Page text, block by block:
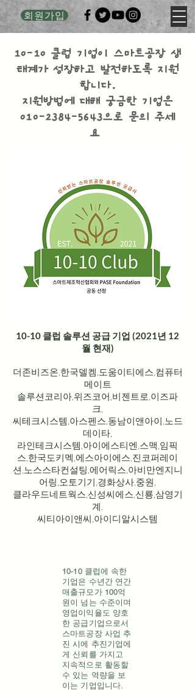
회원가입
10-10 클럽 기업이 스마트공장 생
태계가 성장하고 발전하도록 지원
합니다.
​지원방법에 대해 궁금한 기업은
010-2384-5643으로 문의 주세
요
10-10 클럽 솔루션 공급 기업 (2021년 12
월 현재)
더존비즈온,한국델켐,도움이티에스,컴퓨터
메이트
솔루션코리아,위즈코어,비젠트로,이즈파
크,
씨테크시스템,아스펜스,동남이앤아이,노드
데이타,
라인테크시스템,아이에스티엔,스맥,임픽
스,한국도키멕,에스아이에스,진코퍼레이
션,노스스타컨설팅,에어릭스,아비만엔지니
어링,오토기기,경화상사,중원,
클라우드네트웍스,신성씨에스,신룡,삼영기
계,
씨티아이앤씨,아이디알시스템
10-10 클럽에 속한
기업은 수년간 연간
매출규모가 100억
원이 넘는 수준이며
영업이익율도 양호
한 공급기업으로서
스마트공장 사업 추
진 시에 추진기업에
게 신뢰를 가지고
지속적으로 활동할
수 있는 역량을 보
이는 기업입니다.